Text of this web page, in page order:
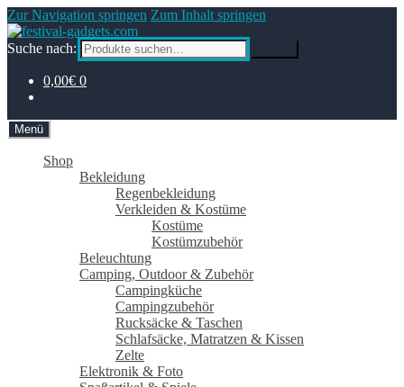
Zur Navigation springen Zum Inhalt springen
Suche nach:
0,00€ 0
Menü
Shop
Bekleidung
Regenbekleidung
Verkleiden & Kostüme
Kostüme
Kostümzubehör
Beleuchtung
Camping, Outdoor & Zubehör
Campingküche
Campingzubehör
Rucksäcke & Taschen
Schlafsäcke, Matratzen & Kissen
Zelte
Elektronik & Foto